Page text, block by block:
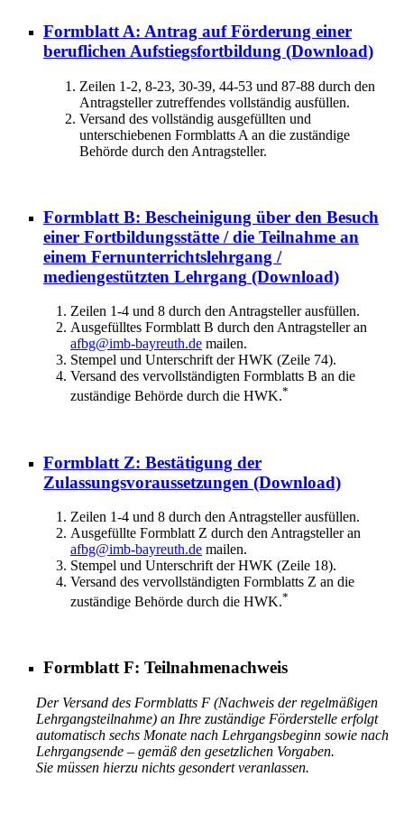
Formblatt A: Antrag auf Förderung einer
beruflichen Aufstiegsfortbildung (Download)
Zeilen 1-2, 8-23, 30-39, 44-53 und 87-88 durch den
Antragsteller zutreffendes vollständig ausfüllen.
Versand des vollständig ausgefüllten und
unterschiebenen Formblatts A an die zuständige
Behörde durch den Antragsteller.
Formblatt B: Bescheinigung über den Besuch
einer Fortbildungsstätte / die Teilnahme an
einem Fernunterrichtslehrgang /
mediengestützten Lehrgang (Download)
Zeilen 1-4 und 8 durch den Antragsteller ausfüllen.
Ausgefülltes Formblatt B durch den Antragsteller an
afbg@imb-bayreuth.de mailen.
Stempel und Unterschrift der HWK (Zeile 74).
Versand des vervollständigten Formblatts B an die
zuständige Behörde durch die HWK.*
Formblatt Z: Bestätigung der
Zulassungsvoraussetzungen (Download)
Zeilen 1-4 und 8 durch den Antragsteller ausfüllen.
Ausgefüllte Formblatt Z durch den Antragsteller an
afbg@imb-bayreuth.de mailen.
Stempel und Unterschrift der HWK (Zeile 18).
Versand des vervollständigten Formblatts Z an die
zuständige Behörde durch die HWK.*
Formblatt F: Teilnahmenachweis
Der Versand des Formblatts F (Nachweis der regelmäßigen
Lehrgangsteilnahme) an Ihre zuständige Förderstelle erfolgt
automatisch sechs Monate nach Lehrgangsbeginn sowie nach
Lehrgangsende – gemäß den gesetzlichen Vorgaben.
Sie müssen hierzu nichts gesondert veranlassen.